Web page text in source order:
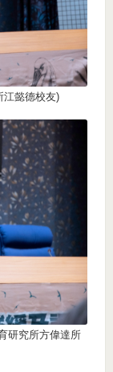
江懿德校友)
研究所方偉達所